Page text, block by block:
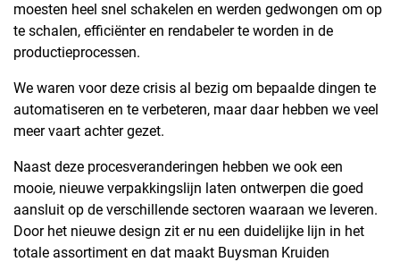
moesten heel snel schakelen en werden gedwongen om op
te schalen, efficiënter en rendabeler te worden in de
productieprocessen.
We waren voor deze crisis al bezig om bepaalde dingen te
automatiseren en te verbeteren, maar daar hebben we veel
meer vaart achter gezet.
Naast deze procesveranderingen hebben we ook een
mooie, nieuwe verpakkingslijn laten ontwerpen die goed
aansluit op de verschillende sectoren waaraan we leveren.
Door het nieuwe design zit er nu een duidelijke lijn in het
totale assortiment en dat maakt Buysman Kruiden